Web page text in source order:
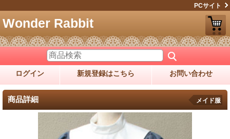
PCサイト
Wonder Rabbit
ログイン 新規登録はこちら お問い合わせ
商品詳細 メイド服